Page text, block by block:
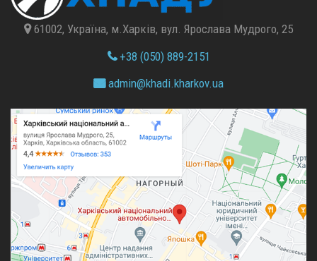
61002, Україна, м.Харків, вул. Ярослава Мудрого, 25
+38 (050) 889-2151
admin@khadi.kharkov.ua